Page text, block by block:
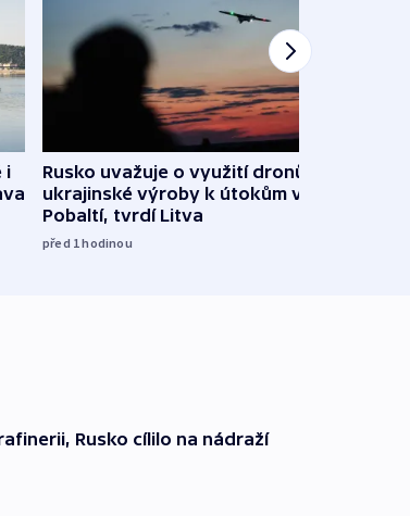
i
Rusko uvažuje o využití dronů
ukrajinské výroby k útokům v
Pobaltí, tvrdí Litva
před 1hodinou
Rusko cílilo na nádraží